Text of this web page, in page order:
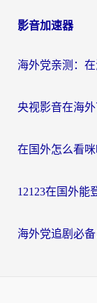
影音加速器